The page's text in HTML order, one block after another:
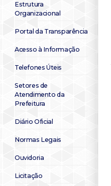
Estrutura
Organizacional
Portal da Transparência
Acesso à Informação
Telefones Úteis
Setores de
Atendimento da
Prefeitura
Diário Oficial
Normas Legais
Ouvidoria
Licitação